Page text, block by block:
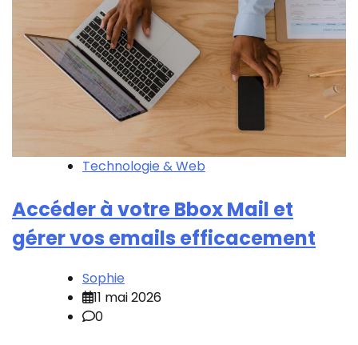
Technologie & Web
Accéder à votre Bbox Mail et
gérer vos emails efficacement
Sophie
11 mai 2026
0